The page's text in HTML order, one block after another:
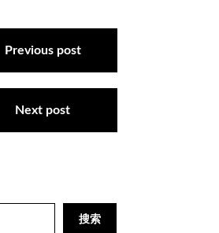
Previous post
Next post
搜索